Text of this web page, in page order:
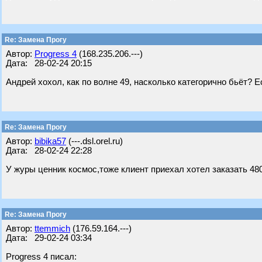
Re: Замена Прогу
Автор: Progress 4 (168.235.206.---)
Дата: 28-02-24 20:15
Андрей хохол, как по волне 49, насколько категорично бьёт?
Re: Замена Прогу
Автор: bibika57 (---.dsl.orel.ru)
Дата: 28-02-24 22:28
У журы ценник космос,тоже клиент приехал хотел заказать
Re: Замена Прогу
Автор: ttemmich (176.59.164.---)
Дата: 29-02-24 03:34
Progress 4 писал: